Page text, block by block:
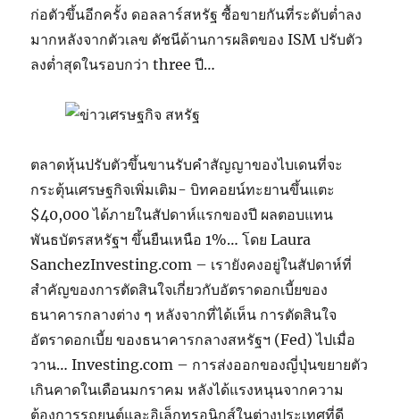
ก่อตัวขึ้นอีกครั้ง ดอลลาร์สหรัฐ ซื้อขายกันที่ระดับต่ำลง
มากหลังจากตัวเลข ดัชนีด้านการผลิตของ ISM ปรับตัว
ลงต่ำสุดในรอบกว่า three ปี…
ตลาดหุ้นปรับตัวขึ้นขานรับคำสัญญาของไบเดนที่จะ
กระตุ้นเศรษฐกิจเพิ่มเติม- บิทคอยน์ทะยานขึ้นแตะ
$40,000 ได้ภายในสัปดาห์แรกของปี ผลตอบแทน
พันธบัตรสหรัฐฯ ขึ้นยืนเหนือ 1%… โดย Laura
SanchezInvesting.com – เรายังคงอยู่ในสัปดาห์ที่
สำคัญของการตัดสินใจเกี่ยวกับอัตราดอกเบี้ยของ
ธนาคารกลางต่าง ๆ หลังจากที่ได้เห็น การตัดสินใจ
อัตราดอกเบี้ย ของธนาคารกลางสหรัฐฯ (Fed) ไปเมื่อ
วาน… Investing.com – การส่งออกของญี่ปุ่นขยายตัว
เกินคาดในเดือนมกราคม หลังได้แรงหนุนจากความ
ต้องการรถยนต์และอิเล็กทรอนิกส์ในต่างประเทศที่ดี